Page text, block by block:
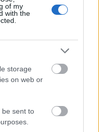
of my
with the
storage
on web or
be sent to